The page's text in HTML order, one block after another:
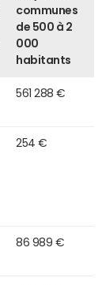
communes
de 500 à 2
000
habitants
561 288 €
254 €
86 989 €